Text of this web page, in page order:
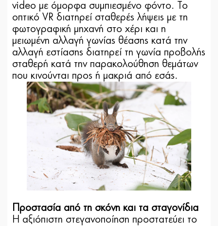
video με όμορφα συμπιεσμένο φόντο. Το
οπτικό VR διατηρεί σταθερές λήψεις με τη
φωτογραφική μηχανή στο χέρι και η
μειωμένη αλλαγή γωνίας θέασης κατά την
αλλαγή εστίασης διατηρεί τη γωνία προβολής
σταθερή κατά την παρακολούθηση θεμάτων
που κινούνται προς ή μακριά από εσάς.
Προστασία από τη σκόνη και τα σταγονίδια
Η αξιόπιστη στεγανοποίηση προστατεύει το